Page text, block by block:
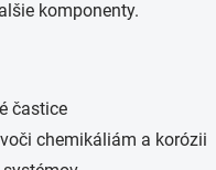
komponenty.
častice
chemikáliám a korózii